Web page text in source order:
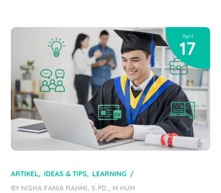
April
17
ARTIKEL IDEAS & TIPS
LEARNING
BY NISHA FANIA RAHMI, S.PD., M.HUM